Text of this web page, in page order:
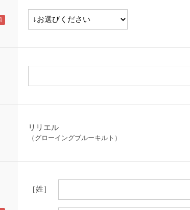
リリエル
（グローイングブルーキルト）
［姓］